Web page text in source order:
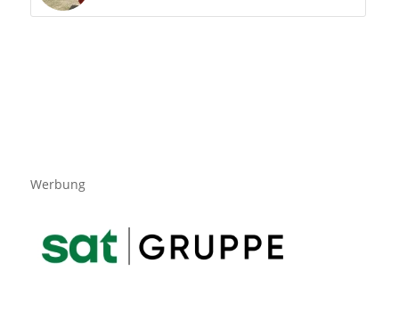
Werbung